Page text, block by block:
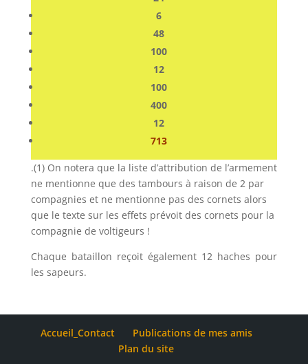
6
48
100
12
100
400
12
713
.(1) On notera que la liste d’attribution de l’armement
ne mentionne que des tambours à raison de 2 par
compagnies et ne mentionne pas des cornets alors
que le texte sur les effets prévoit des cornets pour la
compagnie de voltigeurs !
Chaque bataillon reçoit également 12 haches pour
les sapeurs.
Accueil_Contact
Publications de mes amis
Plan du site